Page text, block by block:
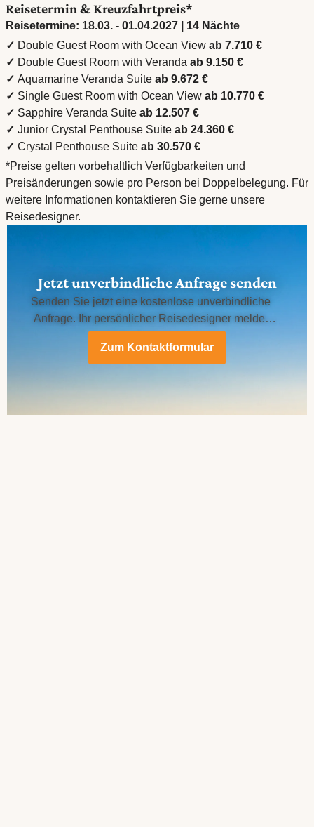
Reisetermin & Kreuzfahrtpreis*
Reisetermine: 18.03. - 01.04.2027 | 14 Nächte
✓ Double Guest Room with Ocean View ab 7.710 €
✓ Double Guest Room with Veranda ab 9.150 €
✓ Aquamarine Veranda Suite ab 9.672 €
✓ Single Guest Room with Ocean View ab 10.770 €
✓ Sapphire Veranda Suite ab 12.507 €
✓ Junior Crystal Penthouse Suite ab 24.360 €
✓ Crystal Penthouse Suite ab 30.570 €
*Preise gelten vorbehaltlich Verfügbarkeiten und
Preisänderungen sowie pro Person bei Doppelbelegung. Für
weitere Informationen kontaktieren Sie gerne unsere
Reisedesigner.
Jetzt unverbindliche Anfrage senden
Senden Sie jetzt eine kostenlose unverbindliche
Anfrage. Ihr persönlicher Reisedesigner meldet
Zum Kontaktformular